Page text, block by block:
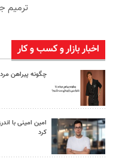
اخبار بازار و کسب و کار
چگونه پیراهن
امین امینی با
کرد